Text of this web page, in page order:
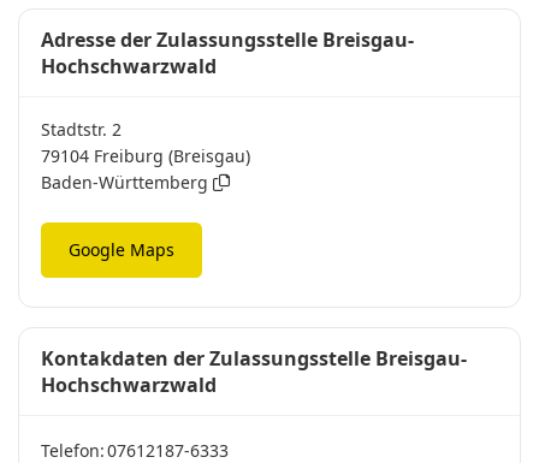
Adresse der Zulassungsstelle Breisgau-
Hochschwarzwald
Stadtstr. 2
79104 Freiburg (Breisgau)
Baden-Württemberg
Google Maps
Kontakdaten der Zulassungsstelle Breisgau-
Hochschwarzwald
Telefon:07612187-6333